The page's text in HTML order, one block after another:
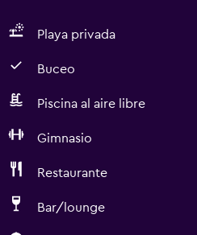
Playa privada
Buceo
Piscina al aire libre
Gimnasio
Restaurante
Bar/lounge